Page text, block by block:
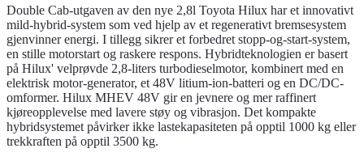
Double Cab-utgaven av den nye 2,8l Toyota Hilux har et innovativt
mild-hybrid-system som ved hjelp av et regenerativt bremsesystem
gjenvinner energi. I tillegg sikrer et forbedret stopp-og-start-system,
en stille motorstart og raskere respons. Hybridteknologien er basert
på Hilux' velprøvde 2,8-liters turbodieselmotor, kombinert med en
elektrisk motor-generator, et 48V litium-ion-batteri og en DC/DC-
omformer. Hilux MHEV 48V gir en jevnere og mer raffinert
kjøreopplevelse med lavere støy og vibrasjon. Det kompakte
hybridsystemet påvirker ikke lastekapasiteten på opptil 1000 kg eller
trekkraften på opptil 3500 kg.